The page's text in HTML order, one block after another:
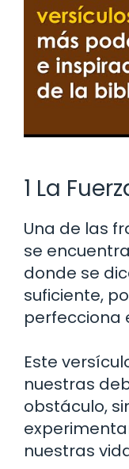
1 La
Una de las
se
donde se
suficiente,
perfecciona
Este
nuestras
obstáculo,
nuestras